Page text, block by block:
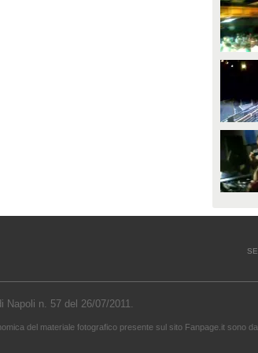
Napoli n. 57 del 26/07/2011.
del materiale fotografico presente sul sito Fanpage.it sono